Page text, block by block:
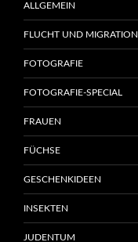
ALLGEMEIN
FLUCHT UND MIGRATION
FOTOGRAFIE
FOTOGRAFIE-SPECIAL
FRAUEN
FÜCHSE
GESCHENKIDEEN
INSEKTEN
JUDENTUM